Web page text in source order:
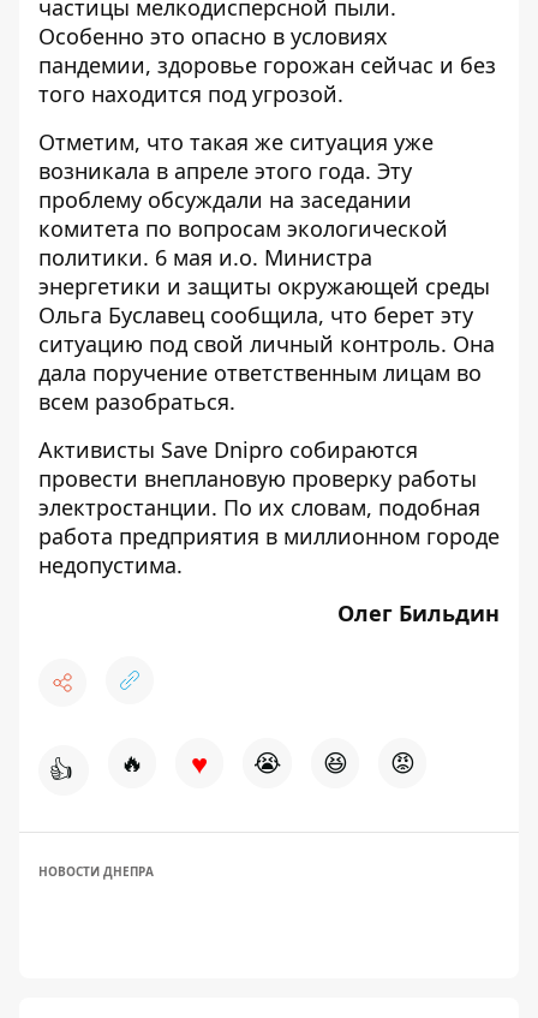
частицы мелкодисперсной пыли.
Особенно это опасно в условиях
пандемии, здоровье горожан сейчас и без
того находится под угрозой.
Отметим, что такая же ситуация уже
возникала в апреле этого года. Эту
проблему обсуждали на заседании
комитета по вопросам экологической
политики. 6 мая и.о. Министра
энергетики и защиты окружающей среды
Ольга Буславец сообщила, что берет эту
ситуацию под свой личный контроль. Она
дала поручение ответственным лицам во
всем разобраться.
Активисты Save Dnipro собираются
провести внеплановую проверку работы
электростанции. По их словам, подобная
работа предприятия в миллионном городе
недопустима.
Олег Бильдин
👍 🔥 ♥ 😭 😆 😡
НОВОСТИ ДНЕПРА